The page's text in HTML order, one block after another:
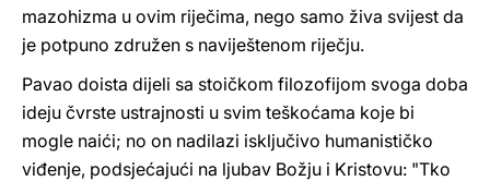
mazohizma u ovim riječima, nego samo živa svijest da
je potpuno združen s naviještenom riječju.
Pavao doista dijeli sa stoičkom filozofijom svoga doba
ideju čvrste ustrajnosti u svim teškoćama koje bi
mogle naići; no on nadilazi isključivo humanističko
viđenje, podsjećajući na ljubav Božju i Kristovu: "Tko